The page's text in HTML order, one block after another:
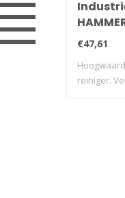
€47,61
reiniger.